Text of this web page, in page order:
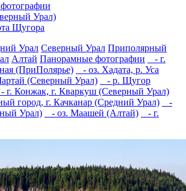
Урал)
Щугора
Урал Северный Урал Приполярный
Алтай Панорамные фотографии
- г.
(ПриПолярье)
- оз. Хадата, р. Уса
(Северный Урал)
- р. Щугор
г. Конжак, г. Кваркуш (Северный Урал)
город, г. Качканар (Средний Урал)
-
Урал)
- оз. Маашей (Алтай)
- г.